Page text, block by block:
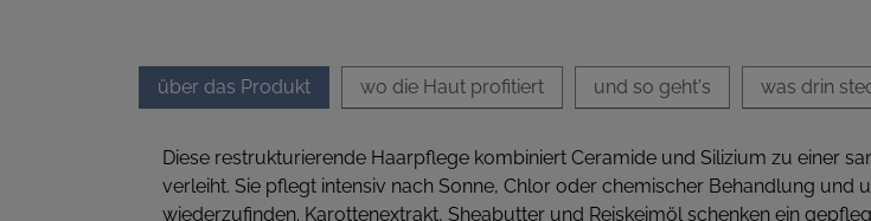
über das Produkt wo die Haut profitiert und so geht's was drin
Diese restrukturierende Haarpflege kombiniert Ceramide und Silizium zu einer
verleiht. Sie pflegt intensiv nach Sonne, Chlor oder chemischer Behandlung und
wiederzufinden. Karottenextrakt, Sheabutter und Reiskeimöl schenken ein